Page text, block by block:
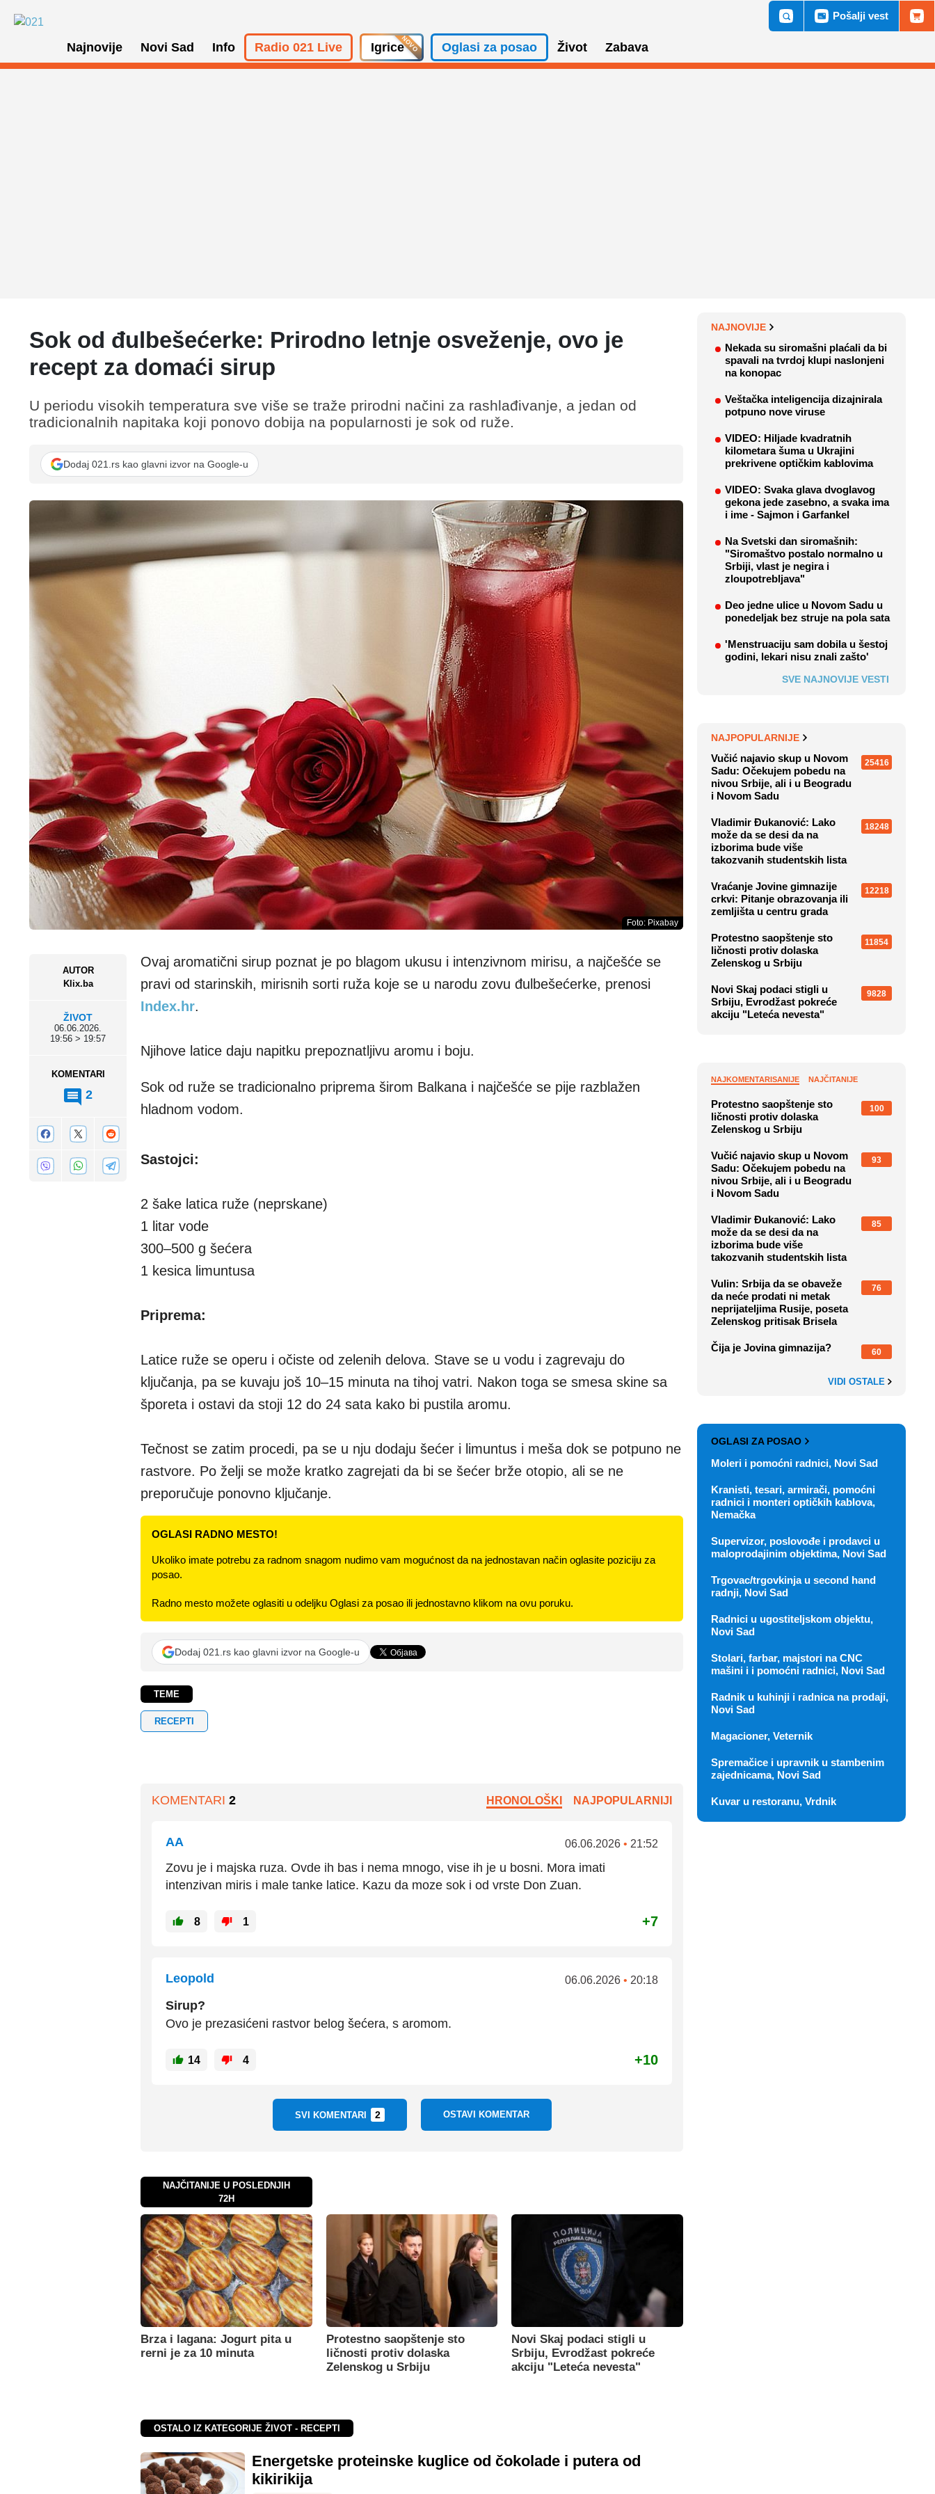
Najnovije Novi Sad Info Radio 021 Live Igrice Oglasi za posao Život Zabava
Pošalji vest
Sok od đulbešećerke: Prirodno letnje osveženje, ovo je
recept za domaći sirup
AUTOR
Klix.ba
ŽIVOT
06.06.2026.
19:56 > 19:57
KOMENTARI
2
U periodu visokih temperatura sve više se traže prirodni načini za rashlađivanje, a jedan od
tradicionalnih napitaka koji ponovo dobija na popularnosti je sok od ruže.
Dodaj 021.rs kao glavni izvor na Google-u
Foto: Pixabay
Ovaj aromatični sirup poznat je po blagom ukusu i intenzivnom mirisu, a najčešće se
pravi od starinskih, mirisnih sorti ruža koje se u narodu zovu đulbešećerke, prenosi
Index.hr.
Njihove latice daju napitku prepoznatljivu aromu i boju.
Sok od ruže se tradicionalno priprema širom Balkana i najčešće se pije razblažen
hladnom vodom.
Sastojci:
2 šake latica ruže (neprskane)
1 litar vode
300–500 g šećera
1 kesica limuntusa
Priprema:
Latice ruže se operu i očiste od zelenih delova. Stave se u vodu i zagrevaju do
ključanja, pa se kuvaju još 10–15 minuta na tihoj vatri. Nakon toga se smesa skine sa
šporeta i ostavi da stoji 12 do 24 sata kako bi pustila aromu.
Tečnost se zatim procedi, pa se u nju dodaju šećer i limuntus i meša dok se potpuno ne
rastvore. Po želji se može kratko zagrejati da bi se šećer brže otopio, ali se ne
preporučuje ponovno ključanje.
OGLASI RADNO MESTO!
Ukoliko imate potrebu za radnom snagom nudimo vam mogućnost da na jednostavan način oglasite poziciju za
posao.
Radno mesto možete oglasiti u odeljku Oglasi za posao ili jednostavno klikom na ovu poruku.
Dodaj 021.rs kao glavni izvor na Google-u
TEME
RECEPTI
KOMENTARI 2 HRONOLOŠKI NAJPOPULARNIJI
AA 06.06.2026 • 21:52
Zovu je i majska ruza. Ovde ih bas i nema mnogo, vise ih je u bosni. Mora imati
intenzivan miris i male tanke latice. Kazu da moze sok i od vrste Don Zuan.
8 1 +7
Leopold 06.06.2026 • 20:18
Sirup?
Ovo je prezasićeni rastvor belog šećera, s aromom.
14 4 +10
SVI KOMENTARI 2 OSTAVI KOMENTAR
NAJČITANIJE U POSLEDNJIH
72H
Brza i lagana: Jogurt pita u
rerni je za 10 minuta
Protestno saopštenje sto
ličnosti protiv dolaska
Zelenskog u Srbiju
Novi Skaj podaci stigli u
Srbiju, Evrodžast pokreće
akciju "Leteća nevesta"
OSTALO IZ KATEGORIJE ŽIVOT - RECEPTI
Energetske proteinske kuglice od čokolade i putera od
kikirikija
NAJNOVIJE
Nekada su siromašni plaćali da bi
spavali na tvrdoj klupi naslonjeni
na konopac
Veštačka inteligencija dizajnirala
potpuno nove viruse
VIDEO: Hiljade kvadratnih
kilometara šuma u Ukrajini
prekrivene optičkim kablovima
VIDEO: Svaka glava dvoglavog
gekona jede zasebno, a svaka ima
i ime - Sajmon i Garfankel
Na Svetski dan siromašnih:
"Siromaštvo postalo normalno u
Srbiji, vlast je negira i
zloupotrebljava"
Deo jedne ulice u Novom Sadu u
ponedeljak bez struje na pola sata
'Menstruaciju sam dobila u šestoj
godini, lekari nisu znali zašto'
SVE NAJNOVIJE VESTI
NAJPOPULARNIJE
Vučić najavio skup u Novom
Sadu: Očekujem pobedu na
nivou Srbije, ali i u Beogradu
i Novom Sadu
25416
Vladimir Đukanović: Lako
može da se desi da na
izborima bude više
takozvanih studentskih lista
18248
Vraćanje Jovine gimnazije
crkvi: Pitanje obrazovanja ili
zemljišta u centru grada
12218
Protestno saopštenje sto
ličnosti protiv dolaska
Zelenskog u Srbiju
11854
Novi Skaj podaci stigli u
Srbiju, Evrodžast pokreće
akciju "Leteća nevesta"
9828
NAJKOMENTARISANIJE NAJČITANIJE
Protestno saopštenje sto
ličnosti protiv dolaska
Zelenskog u Srbiju
100
Vučić najavio skup u Novom
Sadu: Očekujem pobedu na
nivou Srbije, ali i u Beogradu
i Novom Sadu
93
Vladimir Đukanović: Lako
može da se desi da na
izborima bude više
takozvanih studentskih lista
85
Vulin: Srbija da se obaveže
da neće prodati ni metak
neprijateljima Rusije, poseta
Zelenskog pritisak Brisela
76
Čija je Jovina gimnazija? 60
VIDI OSTALE
OGLASI ZA POSAO
Moleri i pomoćni radnici, Novi Sad
Kranisti, tesari, armirači, pomoćni
radnici i monteri optičkih kablova,
Nemačka
Supervizor, poslovođe i prodavci u
maloprodajinim objektima, Novi Sad
Trgovac/trgovkinja u second hand
radnji, Novi Sad
Radnici u ugostiteljskom objektu,
Novi Sad
Stolari, farbar, majstori na CNC
mašini i i pomoćni radnici, Novi Sad
Radnik u kuhinji i radnica na prodaji,
Novi Sad
Magacioner, Veternik
Spremačice i upravnik u stambenim
zajednicama, Novi Sad
Kuvar u restoranu, Vrdnik